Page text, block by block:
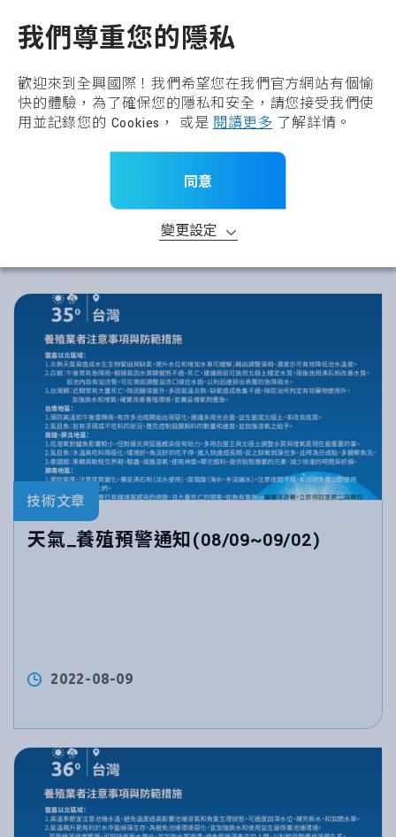
我們尊重您的隱私
歡迎來到全興國際！我們希望您在我們官方網站有個愉
快的體驗，為了確保您的隱私和安全，請您接受我們使
用並記錄您的 Cookies， 或是 閱讀更多 了解詳情。
同意
變更設定
技術文章
天氣_養殖預警通知(08/09~09/02)
2022-08-09